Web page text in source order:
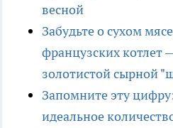
весной
Забудьте о сухом
французских котлет
золотистой сырной
Запомните эту
идеальное